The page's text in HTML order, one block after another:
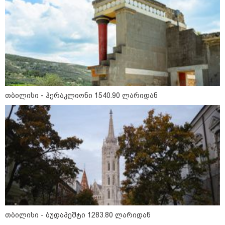
თბილისი - ჰერაკლიონი 1540.90
ლარიდან
თბილისი - ბუდაპეშტი 1283.80
ლარიდან
თბილისი - რომი 1573.70 ლარიდან
თბილისი - ჰერაკლიონი 1540.90 ლარიდან
თბილისი - ბუდაპეშტი 1283.80 ლარიდან